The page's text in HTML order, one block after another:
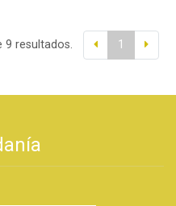
9 resultados. 1